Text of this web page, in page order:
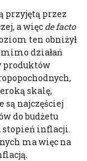
przyjętą przez
a więc de facto
ten obniżył
działań
produktów
skalę,
są najczęściej
do budżetu
stopień inflacji.
ma więc na